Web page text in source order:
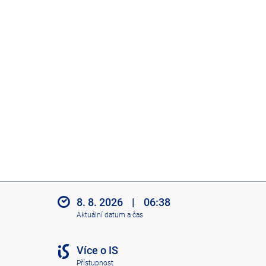
8. 8. 2026 | 06:38
Aktuální datum a čas
Více o IS
Přístupnost